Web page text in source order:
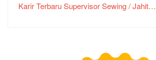
Karir Terbaru Supervisor Sewing / Jahit…